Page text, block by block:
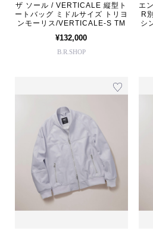
ザ ソール / VERTICALE 縦型ト
ートバッグ ミドルサイズ トリヨ
ンモーリス/VERTICALE-S TM
¥132,000
B.R.SHOP
エ
R
シ